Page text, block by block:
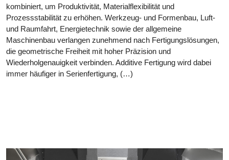
kombiniert, um Produktivität, Materialflexibilität und
Prozessstabilität zu erhöhen. Werkzeug- und Formenbau, Luft-
und Raumfahrt, Energietechnik sowie der allgemeine
Maschinenbau verlangen zunehmend nach Fertigungslösungen,
die geometrische Freiheit mit hoher Präzision und
Wiederholgenauigkeit verbinden. Additive Fertigung wird dabei
immer häufiger in Serienfertigung, (…)